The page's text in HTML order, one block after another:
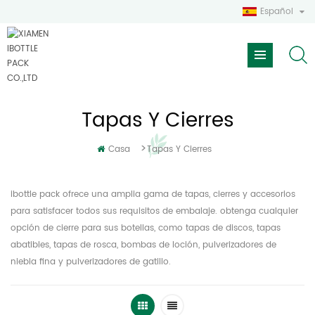
Español
Tapas Y Cierres
Casa >Tapas Y Cierres
ibottle pack ofrece una amplia gama de tapas, cierres y accesorios
para satisfacer todos sus requisitos de embalaje. obtenga cualquier
opción de cierre para sus botellas, como tapas de discos, tapas
abatibles, tapas de rosca, bombas de loción, pulverizadores de
niebla fina y pulverizadores de gatillo.